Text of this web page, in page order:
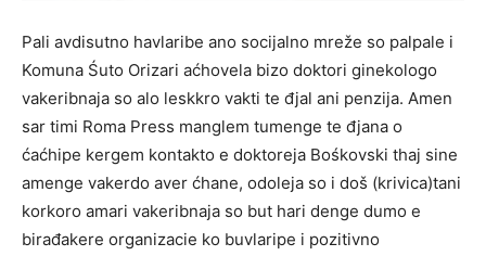
Pali avdisutno havlaribe ano socijalno mreže so palpale i
Komuna Śuto Orizari aćhovela bizo doktori ginekologo
vakeribnaja so alo leskkro vakti te đjal ani penzija. Amen
sar timi Roma Press manglem tumenge te đjana o
ćaćhipe kergem kontakto e doktoreja Bośkovski thaj sine
amenge vakerdo aver ćhane, odoleja so i doš (krivica)tani
korkoro amari vakeribnaja so but hari denge dumo e
birađakere organizacie ko buvlaripe i pozitivno